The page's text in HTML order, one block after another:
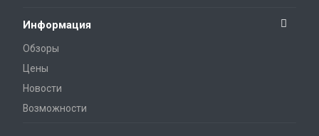
Информация
Обзоры
Цены
Новости
Возможности